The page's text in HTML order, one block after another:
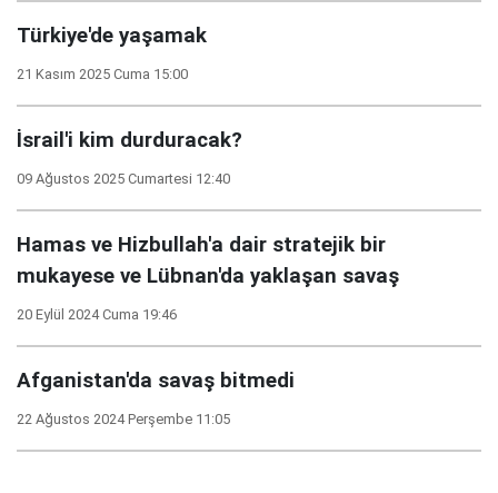
Türkiye'de yaşamak
21 Kasım 2025 Cuma 15:00
İsrail'i kim durduracak?
09 Ağustos 2025 Cumartesi 12:40
Hamas ve Hizbullah'a dair stratejik bir
mukayese ve Lübnan'da yaklaşan savaş
20 Eylül 2024 Cuma 19:46
Afganistan'da savaş bitmedi
22 Ağustos 2024 Perşembe 11:05